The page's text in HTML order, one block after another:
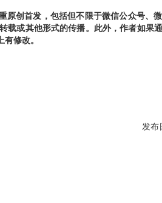
创首发，包括但不限于微信公众号、
载或其他形式的传播。 此外，作者如果
修改。
发